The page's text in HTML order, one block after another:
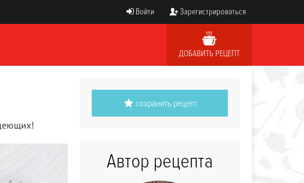
Войти Зарегистрироваться
ДОБАВИТЬ РЕЦЕПТ
сохранить рецепт
Автор рецепта